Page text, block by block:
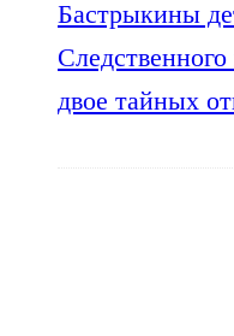
Бастрыкины
двое тайных